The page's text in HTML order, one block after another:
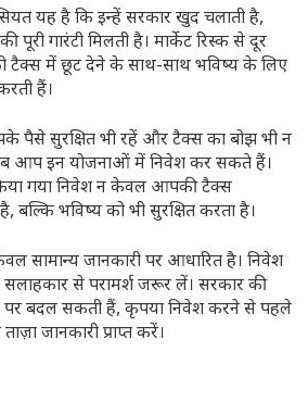
यह है कि इन्हें सरकार खुद चलाती है,
पूरी गारंटी मिलती है। मार्केट रिस्क से दूर
टैक्स में छूट देने के साथ-साथ भविष्य के लिए
हैं।
सुरक्षित भी रहें और टैक्स का बोझ भी न
आप इन योजनाओं में निवेश कर सकते हैं।
गया निवेश न केवल आपकी टैक्स
बल्कि भविष्य को भी सुरक्षित करता है।
सामान्य जानकारी पर आधारित है। निवेश
से परामर्श जरूर लें। सरकार की
पर बदल सकती हैं, कृपया निवेश करने से पहले
जानकारी प्राप्त करें।